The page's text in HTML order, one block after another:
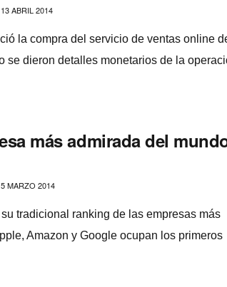
ABRIL 2014
la compra del servicio de ventas online
se dieron detalles monetarios de la
más admirada del
MARZO 2014
tradicional ranking de las empresas más
Amazon y Google ocupan los primeros